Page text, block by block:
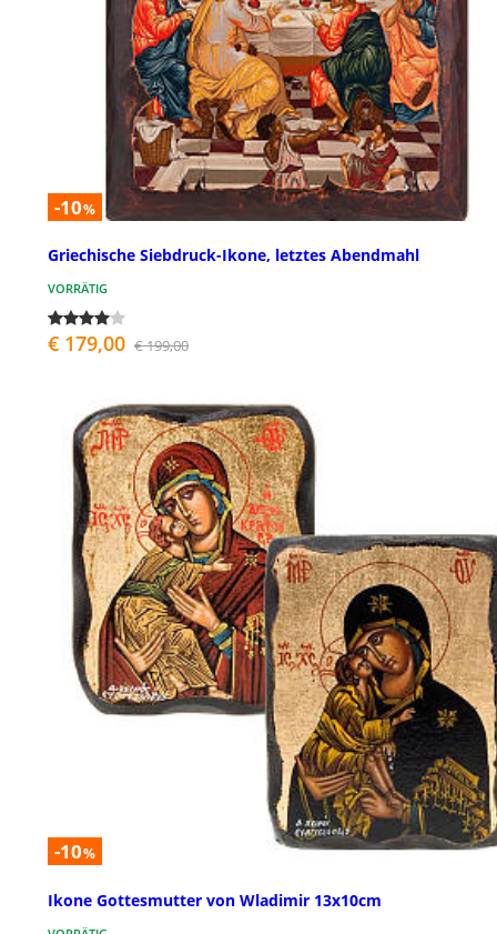
-10%
Griechische Siebdruck-Ikone, letztes Abendmahl
VORRÄTIG
€ 179,00 € 199,00
-10%
Ikone Gottesmutter von Wladimir 13x10cm